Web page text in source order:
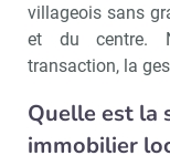
villageois sans
et du centre.
transaction, la
Quelle est la
immobilier